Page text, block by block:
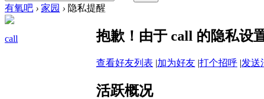
有氧吧 › 家园 › 隐私提醒
call 抱歉！由于 call 的隐私设
查看好友列表 |加为好友 |打个招呼 |发送
活跃概况